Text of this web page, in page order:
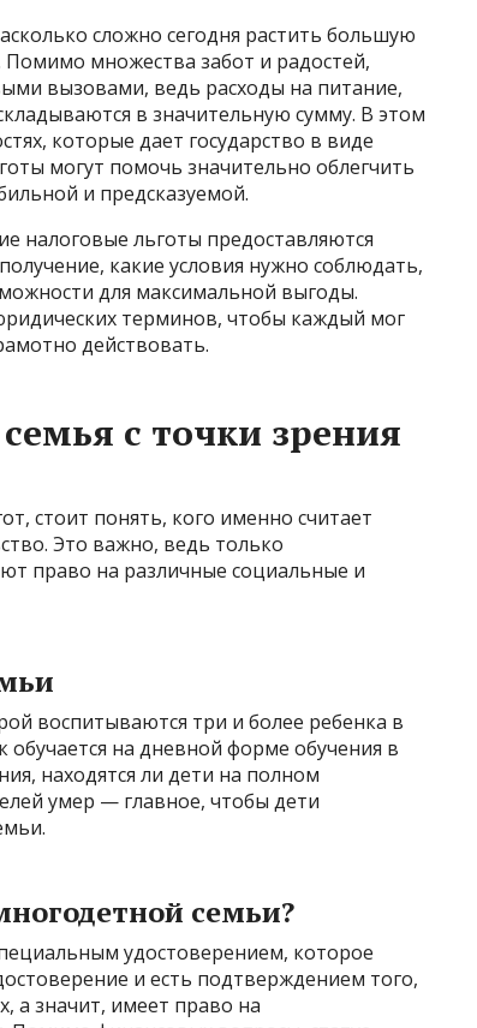
сложно сегодня растить большую
Помимо множества забот и радостей,
вызовами, ведь расходы на питание,
в значительную сумму. В этом
которые дает государство в виде
могут помочь значительно облегчить
и предсказуемой.
налоговые льготы предоставляются
какие условия нужно соблюдать,
для максимальной выгоды.
терминов, чтобы каждый мог
действовать.
с точки зрения
стоит понять, кого именно считает
Это важно, ведь только
право на различные социальные и
воспитываются три и более ребенка в
обучается на дневной форме обучения в
находятся ли дети на полном
умер — главное, чтобы дети
семьи?
удостоверением, которое
и есть подтверждением того,
а значит, имеет право на